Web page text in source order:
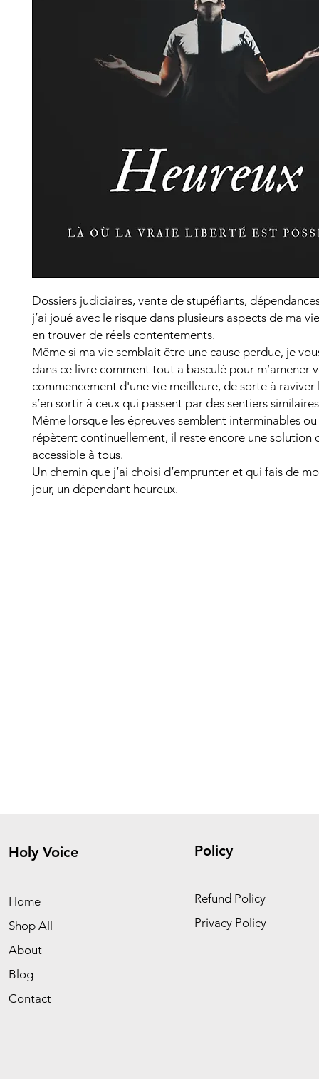
Dossiers judiciaires, vente de stupéfiants,
j’ai joué avec le risque dans plusieurs aspects de ma
en trouver de réels contentements.
Même si ma vie semblait être une cause perdue, je
dans ce livre comment tout a basculé pour m’amener
commencement d'une vie meilleure, de sorte à
s’en sortir à ceux qui passent par des sentiers
Même lorsque les épreuves semblent interminables
répètent continuellement, il reste encore une solution
accessible à tous.
Un chemin que j’ai choisi d’emprunter et qui fais de
jour, un dépendant heureux.
Holy Voice
Home
Shop All
About
Blog
Contact
Policy
Refund Policy
Privacy Policy